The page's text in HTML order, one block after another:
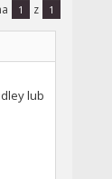
1 z 1
lub